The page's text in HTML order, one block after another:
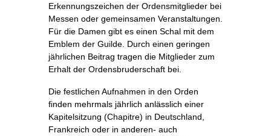
Erkennungszeichen der Ordensmitglieder bei
Messen oder gemeinsamen Veranstaltungen.
Für die Damen gibt es einen Schal mit dem
Emblem der Guilde. Durch einen geringen
jährlichen Beitrag tragen die Mitglieder zum
Erhalt der Ordensbruderschaft bei.
Die festlichen Aufnahmen in den Orden
finden mehrmals jährlich anlässlich einer
Kapitelsitzung (Chapitre) in Deutschland,
Frankreich oder in anderen- auch